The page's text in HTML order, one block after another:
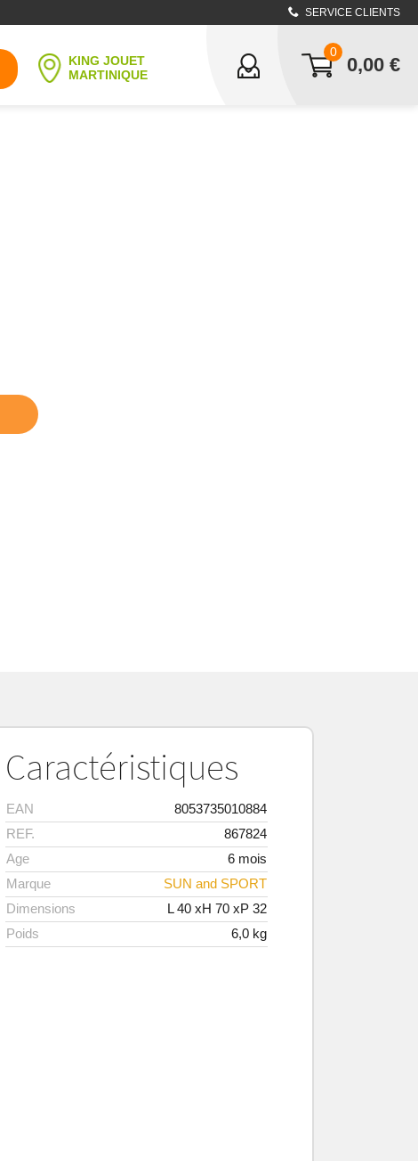
SERVICE CLIENTS
KING JOUET
MARTINIQUE
0
0,00 €
Caractéristiques
EAN
8053735010884
REF.
867824
Age
6 mois
Marque
SUN and SPORT
Dimensions
L40xH 70xP 32
Poids
6,0kg